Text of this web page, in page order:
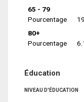
65 - 79
Pourcentage
80+
Pourcentage
Éducation
NIVEAU D'ÉDUCATION